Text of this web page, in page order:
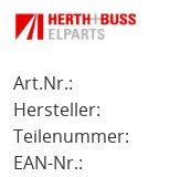
Art.Nr.:
Hersteller:
Teilenummer:
EAN-Nr.: